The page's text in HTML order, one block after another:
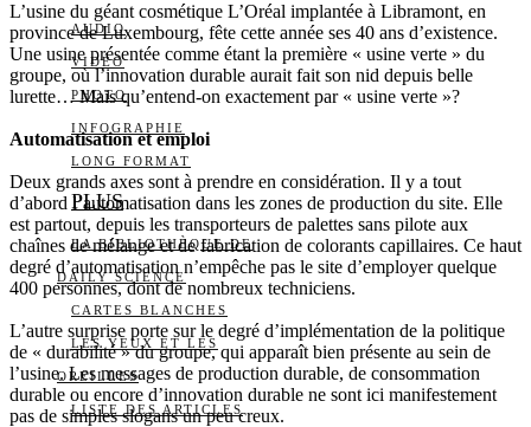
AUDIO
VIDÉO
PHOTO
INFOGRAPHIE
LONG FORMAT
PLUS
LA BIBLIOTHÈQUE DE
DAILY SCIENCE
CARTES BLANCHES
LES YEUX ET LES
OREILLES
LISTE DES ARTICLES
L’usine du géant cosmétique L’Oréal implantée à Libramont, en
province de Luxembourg, fête cette année ses 40 ans d’existence.
Une usine présentée comme étant la première « usine verte » du
groupe, où l’innovation durable aurait fait son nid depuis belle
lurette… Mais qu’entend-on exactement par « usine verte »?
Automatisation et emploi
Deux grands axes sont à prendre en considération. Il y a tout
d’abord l’automatisation dans les zones de production du site. Elle
est partout, depuis les transporteurs de palettes sans pilote aux
chaînes de mélange et de fabrication de colorants capillaires. Ce haut
degré d’automatisation n’empêche pas le site d’employer quelque
400 personnes, dont de nombreux techniciens.
L’autre surprise porte sur le degré d’implémentation de la politique
de « durabilité » du groupe, qui apparaît bien présente au sein de
l’usine. Les messages de production durable, de consommation
durable ou encore d’innovation durable ne sont ici manifestement
pas de simples slogans un peu creux.